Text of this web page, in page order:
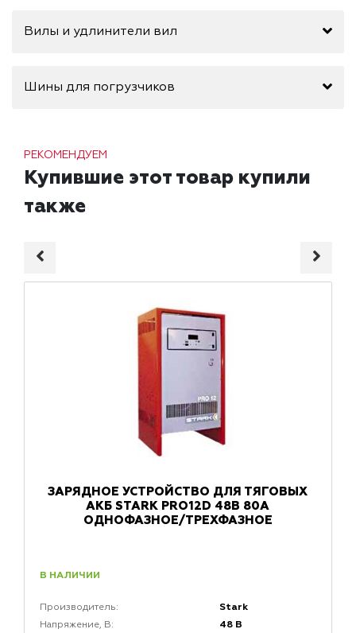
Вилы и удлинители вил
Шины для погрузчиков
РЕКОМЕНДУЕМ
Купившие этот товар купили
также
ЗАРЯДНОЕ УСТРОЙСТВО ДЛЯ ТЯГОВЫХ
АКБ STARK PRO12D 48В 80А
ОДНОФАЗНОЕ/ТРЕХФАЗНОЕ
В НАЛИЧИИ
Производитель: Stark
Напряжение, В: 48 В